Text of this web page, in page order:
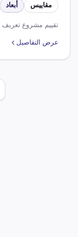
مقاييس أبعاد
تقييم مشروع تعريف tariff تحت مسمى "مقاييس الأبعاد".
عرض التفاصيل